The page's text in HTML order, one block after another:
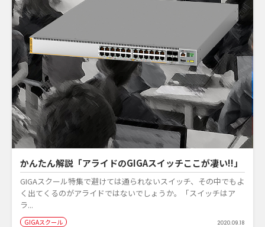
かんたん解説「アライドのGIGAスイッチここが凄い!!」
GIGAスクール特集で避けては通られないスイッチ、その中でもよ
く出てくるのがアライドではないでしょうか。「スイッチはア
ラ...
GIGAスクール 2020.09.18